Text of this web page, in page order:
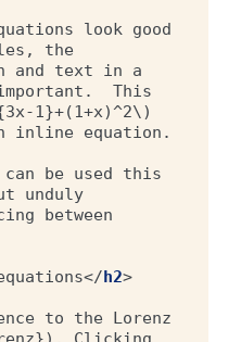
look good
the
and text in a
This
1}+(1+x)^2\)
inline equation.
be used this
unduly
between
</h2>
to the Lorenz